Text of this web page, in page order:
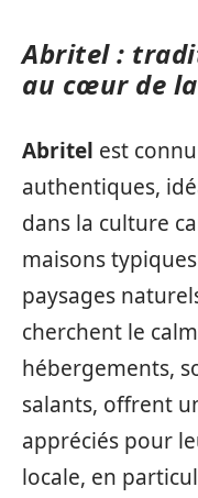
Abritel :
au cœur de
Abritel est
authentiques,
dans la culture
maisons
paysages
cherchent le
hébergements,
salants, offrent
appréciés pour
locale, en